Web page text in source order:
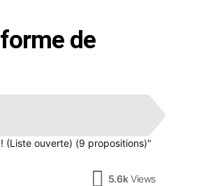
de
(Liste ouverte) (9 propositions)"
5.6k Views